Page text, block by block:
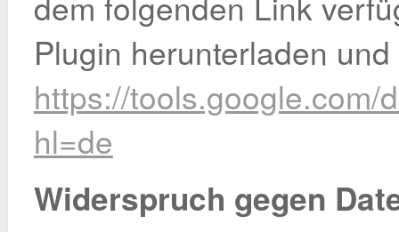
Plugin herunterladen
https://tools.google.com/
hl=de
Widerspruch gegen